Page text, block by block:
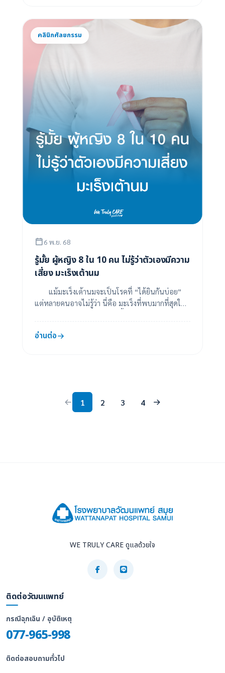
คลินิกศัลยกรรม
6 พ.ย. 68
รู้มั้ย ผู้หญิง 8 ใน 10 คน ไม่รู้ว่าตัวเองมีความ
เสี่ยง มะเร็งเต้านม
แม้มะเร็งเต้านมจะเป็นโรคที่ “ได้ยินกันบ่อย”
แต่หลายคนอาจไม่รู้ว่า นี่คือ มะเร็งที่พบมากที่สุดในผู้
อ่านต่อ
1 2 3 4
WE TRULY CARE ดูแลด้วยใจ
ติดต่อวัฒนแพทย์
กรณีฉุกเฉิน / อุบัติเหตุ
077-965-998
ติดต่อสอบถามทั่วไป